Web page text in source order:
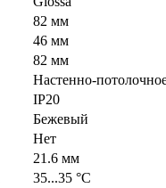
82 мм
46 мм
82 мм
Настенно-
IP20
Бежевый
Нет
21.6 мм
35...35 °C